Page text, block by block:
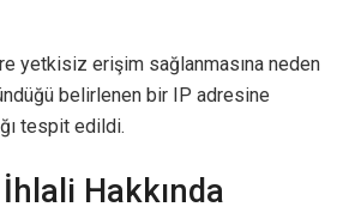
yetkisiz erişim sağlanmasına neden
belirlenen bir IP adresine
tespit edildi.
Hakkında